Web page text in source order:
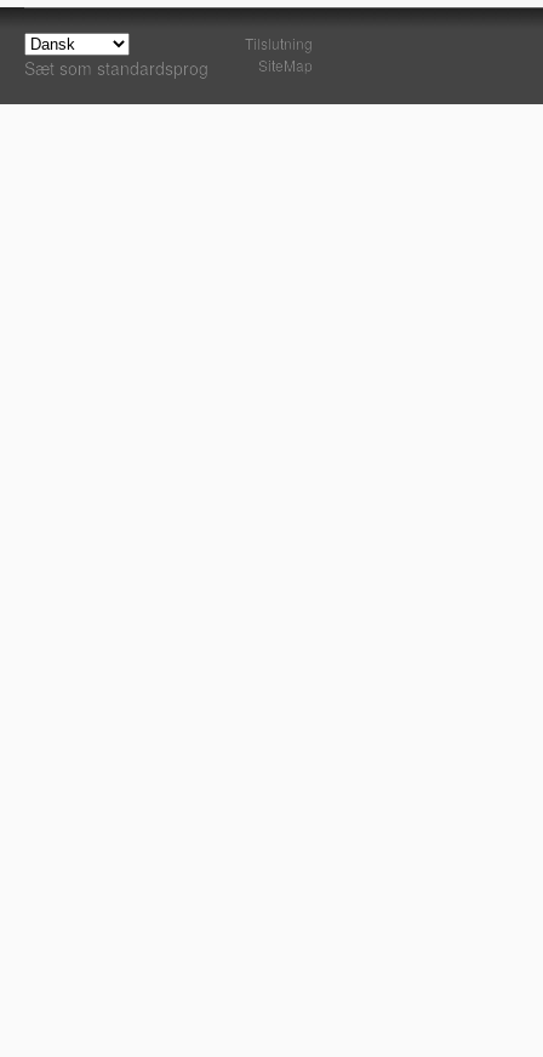
Sæt som standardsprog
Tilslutning
SiteMap